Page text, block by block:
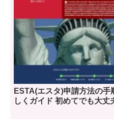
ESTA(エスタ)申請方法の
しくガイド 初めてでも大丈